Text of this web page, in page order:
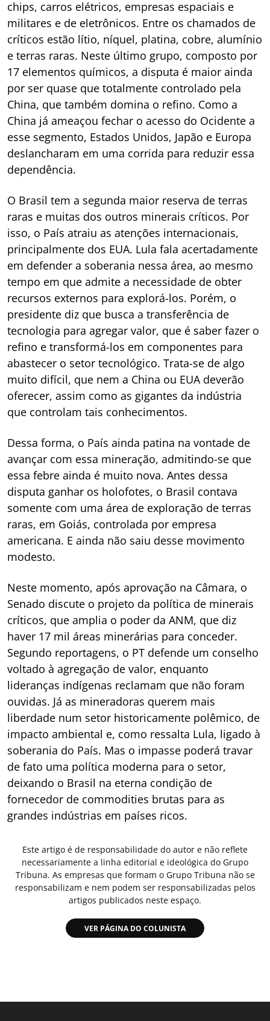
chips, carros elétricos, empresas espaciais e
militares e de eletrônicos. Entre os chamados de
críticos estão lítio, níquel, platina, cobre, alumínio
e terras raras. Neste último grupo, composto por
17 elementos químicos, a disputa é maior ainda
por ser quase que totalmente controlado pela
China, que também domina o refino. Como a
China já ameaçou fechar o acesso do Ocidente a
esse segmento, Estados Unidos, Japão e Europa
deslancharam em uma corrida para reduzir essa
dependência.
O Brasil tem a segunda maior reserva de terras
raras e muitas dos outros minerais críticos. Por
isso, o País atraiu as atenções internacionais,
principalmente dos EUA. Lula fala acertadamente
em defender a soberania nessa área, ao mesmo
tempo em que admite a necessidade de obter
recursos externos para explorá-los. Porém, o
presidente diz que busca a transferência de
tecnologia para agregar valor, que é saber fazer o
refino e transformá-los em componentes para
abastecer o setor tecnológico. Trata-se de algo
muito difícil, que nem a China ou EUA deverão
oferecer, assim como as gigantes da indústria
que controlam tais conhecimentos.
Dessa forma, o País ainda patina na vontade de
avançar com essa mineração, admitindo-se que
essa febre ainda é muito nova. Antes dessa
disputa ganhar os holofotes, o Brasil contava
somente com uma área de exploração de terras
raras, em Goiás, controlada por empresa
americana. E ainda não saiu desse movimento
modesto.
Neste momento, após aprovação na Câmara, o
Senado discute o projeto da política de minerais
críticos, que amplia o poder da ANM, que diz
haver 17 mil áreas minerárias para conceder.
Segundo reportagens, o PT defende um conselho
voltado à agregação de valor, enquanto
lideranças indígenas reclamam que não foram
ouvidas. Já as mineradoras querem mais
liberdade num setor historicamente polêmico, de
impacto ambiental e, como ressalta Lula, ligado à
soberania do País. Mas o impasse poderá travar
de fato uma política moderna para o setor,
deixando o Brasil na eterna condição de
fornecedor de commodities brutas para as
grandes indústrias em países ricos.
Este artigo é de responsabilidade do autor e não reflete
necessariamente a linha editorial e ideológica do Grupo
Tribuna. As empresas que formam o Grupo Tribuna não se
responsabilizam e nem podem ser responsabilizadas pelos
artigos publicados neste espaço.
VER PÁGINA DO COLUNISTA